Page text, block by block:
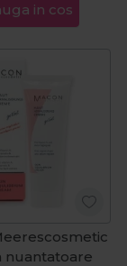
in cos
nuantatoare